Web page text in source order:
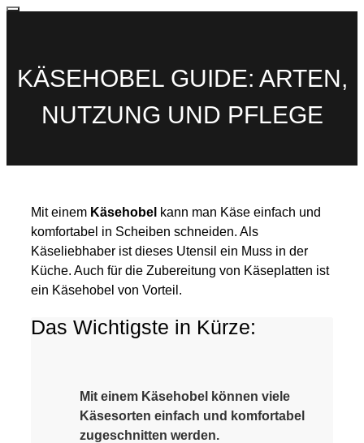
Zum
KÄSEHOBEL GUIDE: ARTEN,
NUTZUNG UND PFLEGE
Mit einem Käsehobel kann man Käse einfach und
komfortabel in Scheiben schneiden. Als
Käseliebhaber ist dieses Utensil ein Muss in der
Küche. Auch für die Zubereitung von Käseplatten ist
ein Käsehobel von Vorteil.
Das Wichtigste in Kürze:
Mit einem Käsehobel können viele
Käsesorten einfach und komfortabel
zugeschnitten werden.